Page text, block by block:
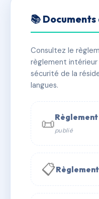
SDC 3 rue
Asnières-
📍 3 r buffon 92600
✓ Immatriculée 🏠
📞 Contacter
✉ Email
📚
Consultez le
règlement
sécurité de la
langues.
📜publié
📋